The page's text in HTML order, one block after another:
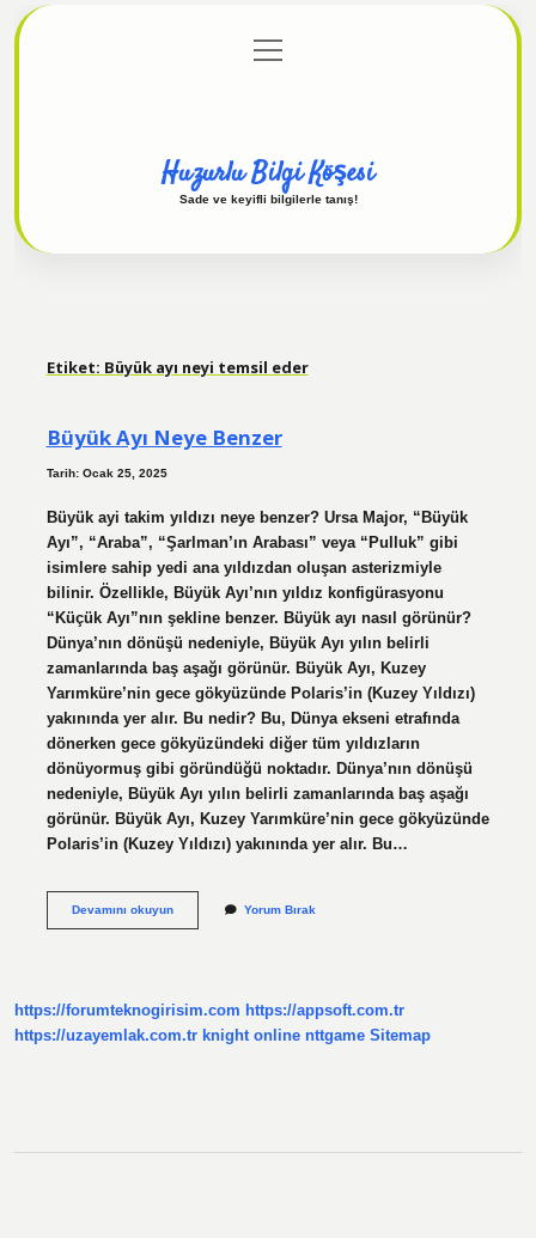
Gizlilik Politikası
menüyü
aç
Huzurlu Bilgi Köşesi
Sade ve keyifli bilgilerle tanış!
Etiket: Büyük ayı neyi temsil eder
Büyük Ayı Neye Benzer
Tarih: Ocak 25, 2025
Büyük ayi takim yıldızı neye benzer? Ursa Major, “Büyük
Ayı”, “Araba”, “Şarlman’ın Arabası” veya “Pulluk” gibi
isimlere sahip yedi ana yıldızdan oluşan asterizmiyle
bilinir. Özellikle, Büyük Ayı’nın yıldız konfigürasyonu
“Küçük Ayı”nın şekline benzer. Büyük ayı nasıl görünür?
Dünya’nın dönüşü nedeniyle, Büyük Ayı yılın belirli
zamanlarında baş aşağı görünür. Büyük Ayı, Kuzey
Yarımküre’nin gece gökyüzünde Polaris’in (Kuzey Yıldızı)
yakınında yer alır. Bu nedir? Bu, Dünya ekseni etrafında
dönerken gece gökyüzündeki diğer tüm yıldızların
dönüyormuş gibi göründüğü noktadır. Dünya’nın dönüşü
nedeniyle, Büyük Ayı yılın belirli zamanlarında baş aşağı
görünür. Büyük Ayı, Kuzey Yarımküre’nin gece gökyüzünde
Polaris’in (Kuzey Yıldızı) yakınında yer alır. Bu…
Devamını okuyunBüyük
Yorum Bırak
https://forumteknogirisim.com https://appsoft.com.tr
https://uzayemlak.com.tr knight online nttgame Sitemap